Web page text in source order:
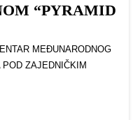
“PYRAMID